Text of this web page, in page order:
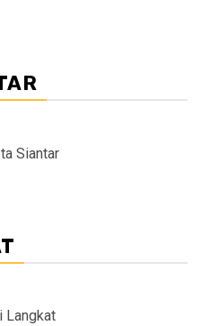
Siantar
Langkat